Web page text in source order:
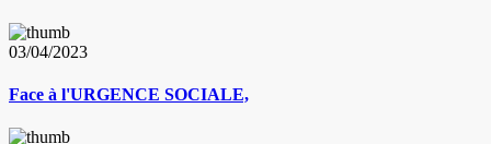
03/04/2023
Face à l'URGENCE SOCIALE,